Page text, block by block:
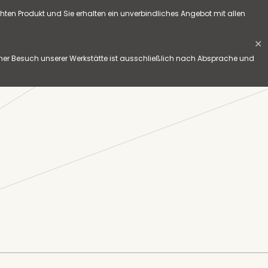
Produkt und Sie erhalten ein unverbindliches Angebot mit allen
Besuch unserer Werkstätte ist ausschließlich nach Absprache und
✕